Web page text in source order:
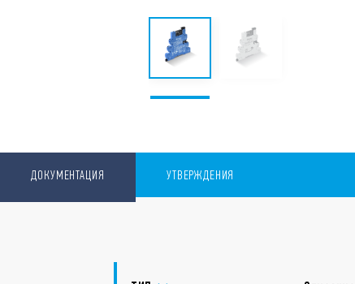
ДОКУМЕНТАЦИЯ УТВЕРЖДЕНИЯ